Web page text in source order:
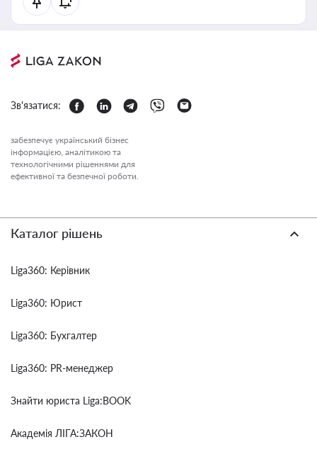
Зв'язатися:
забезпечує український бізнес
інформацією, аналітикою та
технологічними рішеннями для
ефективної та безпечної роботи.
Каталог рішень
Liga360: Керівник
Liga360: Юрист
Liga360: Бухгалтер
Liga360: PR-менеджер
Знайти юриста Liga:BOOK
Академія ЛІГА:ЗАКОН